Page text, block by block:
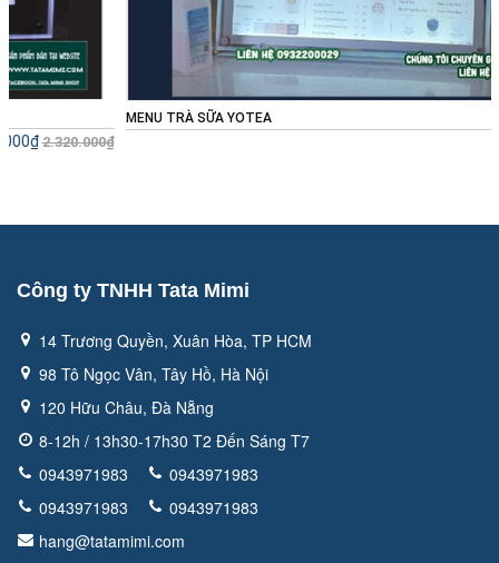
MENU TRÀ SỮA YOTEA
Công ty TNHH Tata Mimi
14 Trương Quyền, Xuân Hòa, TP HCM
98 Tô Ngọc Vân, Tây Hồ, Hà Nội
120 Hữu Châu, Đà Nẵng
8-12h / 13h30-17h30 T2 Đến Sáng T7
0943971983
0943971983
0943971983
0943971983
hang@tatamimi.com